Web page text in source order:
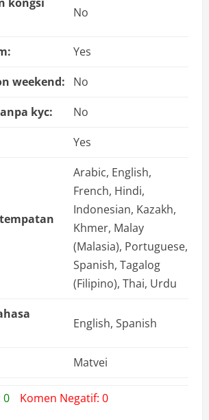
No
Yes
weekend:
No
kyc:
No
Yes
Arabic, English,
French, Hindi,
Indonesian, Kazakh,
Khmer, Malay
(Malasia), Portuguese,
Spanish, Tagalog
(Filipino), Thai, Urdu
English, Spanish
Matvei
0 Komen Negatif: 0